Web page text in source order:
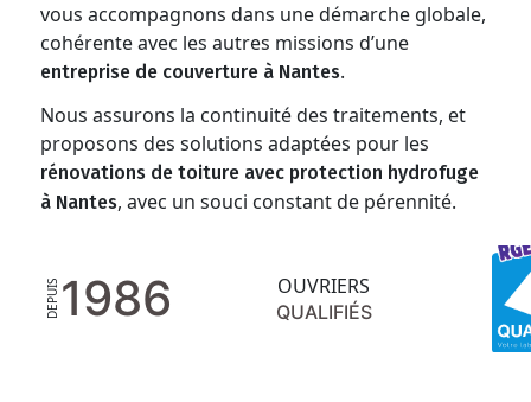
vous accompagnons dans une démarche globale,
cohérente avec les autres missions d’une
entreprise de couverture à Nantes.
Nous assurons la continuité des traitements, et
proposons des solutions adaptées pour les
rénovations de toiture avec protection hydrofuge
à Nantes, avec un souci constant de pérennité.
DEPUIS1986 OUVRIERS
QUALIFIÉS